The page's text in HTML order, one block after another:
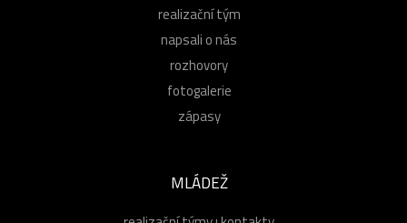
realizační tým
napsali o nás
rozhovory
fotogalerie
zápasy
MLÁDEŽ